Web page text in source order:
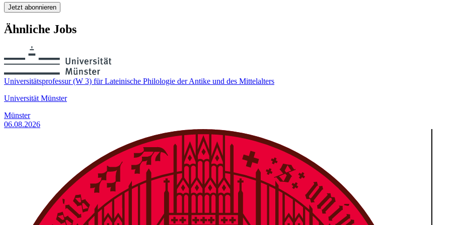
Jetzt abonnieren
Ähnliche Jobs
Universitätsprofessur (W 3) für Lateinische Philologie der Antike und des Mittelalters
Universität Münster
Münster
06.08.2026